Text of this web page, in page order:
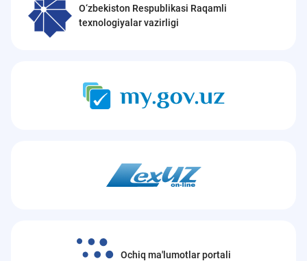
O‘zbekiston Respublikasi Raqamli
texnologiyalar vazirligi
Ochiq ma'lumotlar portali